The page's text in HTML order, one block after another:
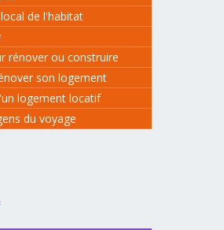
de l'habitat
rénover ou construire
son logement
logement locatif
du voyage